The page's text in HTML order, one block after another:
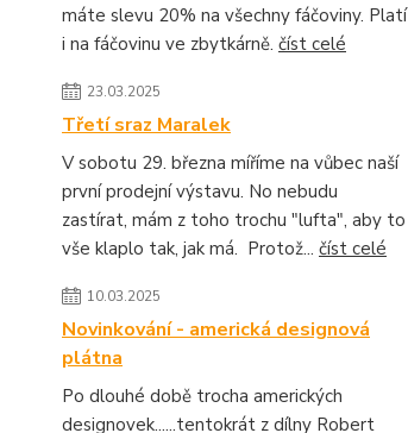
máte slevu 20% na všechny fáčoviny. Platí
i na fáčovinu ve zbytkárně. číst celé
23.03.2025
Třetí sraz Maralek
V sobotu 29. března míříme na vůbec naší
první prodejní výstavu. No nebudu
zastírat, mám z toho trochu "lufta", aby to
vše klaplo tak, jak má. Protož... číst celé
10.03.2025
Novinkování - americká designová
plátna
Po dlouhé době trocha amerických
designovek......tentokrát z dílny Robert